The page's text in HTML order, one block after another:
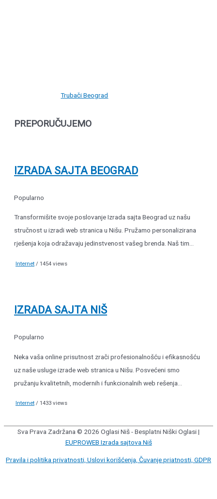
Trubači Beograd
PREPORUČUJEMO
IZRADA SAJTA BEOGRAD
Popularno
Transformišite svoje poslovanje Izrada sajta Beograd uz našu
stručnost u izradi web stranica u Nišu. Pružamo personalizirana
rješenja koja odražavaju jedinstvenost vašeg brenda. Naš tim...
Internet / 1454 views
IZRADA SAJTA NIŠ
Popularno
Neka vaša online prisutnost zrači profesionalnošću i efikasnošću
uz naše usluge izrade web stranica u Nišu. Posvećeni smo
pružanju kvalitetnih, modernih i funkcionalnih web rešenja...
Internet / 1433 views
Sva Prava Zadržana © 2026 Oglasi Niš - Besplatni Niški Oglasi|
EUPROWEB Izrada sajtova Niš
Pravila i politika privatnosti, Uslovi korišćenja, Čuvanje priatnosti, GDPR